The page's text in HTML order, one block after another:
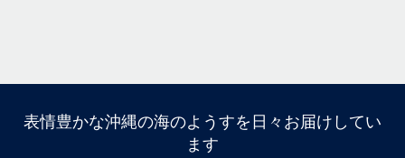
はいさい
アイランドメッセージです
表情豊かな沖縄の海のようすを日々お届けしてい
ます